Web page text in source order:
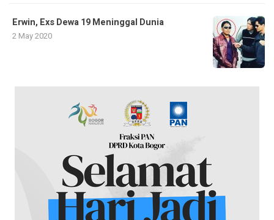
Erwin, Exs Dewa 19 Meninggal Dunia
2 May 2020